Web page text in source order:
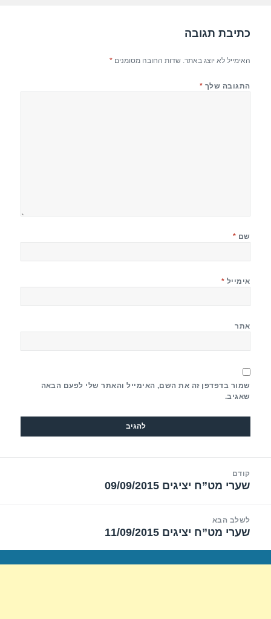
כתיבת תגובה
האימייל לא יוצג באתר. שדות החובה מסומנים*
התגובה שלך *
שם *
אימייל *
אתר
שמור בדפדפן זה את השם, האימייל והאתר שלי לפעם הבאה
שאגיב.
קודם
הפוסט
שערי מט”ח יציגים 09/09/2015
לשלב הבא
הפוסט
שערי מט”ח יציגים 11/09/2015